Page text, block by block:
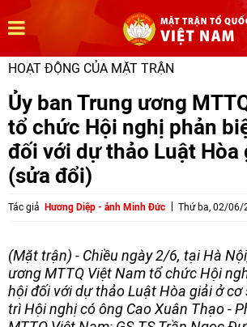
HOẠT ĐỘNG CỦA MẶT TRẬN
Ủy ban Trung ương
tổ chức Hội nghị phản
đối với dự thảo Luật Hòa
(sửa đổi)
Tác giả Hương Diệp - ảnh Minh Đức Thứ ba, 02/06/
(Mặt trận) - Chiều ngày 2/6, tại Hà
ương MTTQ Việt Nam tổ chức Hội
hội đối với dự thảo Luật Hòa giải ở cơ
trì Hội nghị có ông Cao Xuân Thạo -